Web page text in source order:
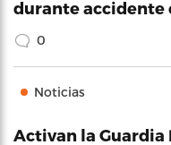
durante accidente
0
Noticias
Activan la Guardia